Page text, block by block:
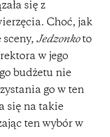
się z
Choć, jak
Jedzonkoto
w jego
budżetu nie
go w ten
się na takie
ten wybór w